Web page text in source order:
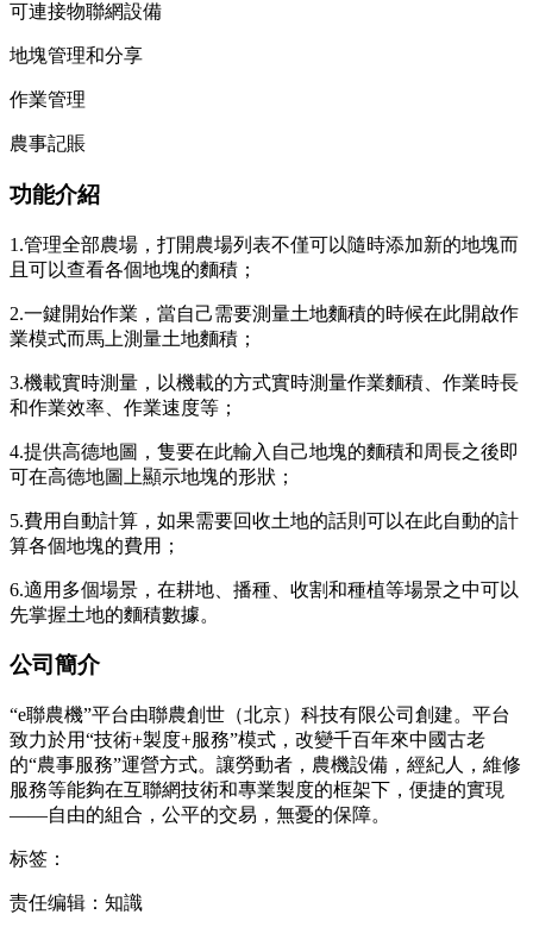
可連接物聯網設備
地塊管理和分享
作業管理
農事記賬
功能介紹
1.管理全部農場，打開農場列表不僅可以隨時添加新的地塊而
且可以查看各個地塊的麵積；
2.一鍵開始作業，當自己需要測量土地麵積的時候在此開啟作
業模式而馬上測量土地麵積；
3.機載實時測量，以機載的方式實時測量作業麵積、作業時長
和作業效率、作業速度等；
4.提供高德地圖，隻要在此輸入自己地塊的麵積和周長之後即
可在高德地圖上顯示地塊的形狀；
5.費用自動計算，如果需要回收土地的話則可以在此自動的計
算各個地塊的費用；
6.適用多個場景，在耕地、播種、收割和種植等場景之中可以
先掌握土地的麵積數據。
公司簡介
“e聯農機”平台由聯農創世（北京）科技有限公司創建。平台
致力於用“技術+製度+服務”模式，改變千百年來中國古老
的“農事服務”運營方式。讓勞動者，農機設備，經紀人，維修
服務等能夠在互聯網技術和專業製度的框架下，便捷的實現
——自由的組合，公平的交易，無憂的保障。
标签：
责任编辑：知識